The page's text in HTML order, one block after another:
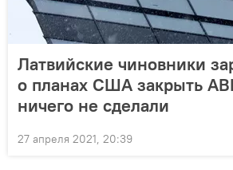
Латвийские чиновники
о планах США закрыть
ничего не сделали
27 апреля 2021, 20:39